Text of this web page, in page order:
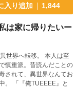
入り追加 1,844
は家に帰りたいー
世界へ転移。 本人は至
慎重派。昔読んだことの
されて、異世界なんてお
。 「『俺TUEEEE』と